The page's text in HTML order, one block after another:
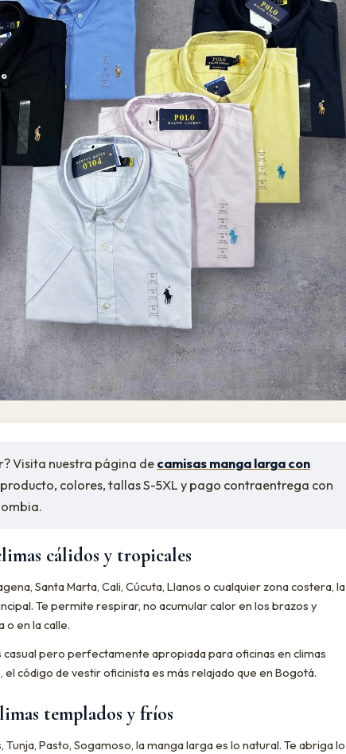
Visita nuestra página de camisas manga larga con
colores, tallas S-5XL y pago contraentrega con
cálidos y tropicales
Santa Marta, Cali, Cúcuta, Llanos o cualquier zona costera, la
Te permite respirar, no acumular calor en los brazos y
en la calle.
casual pero perfectamente apropiada para oficinas en climas
el código de vestir oficinista es más relajado que en Bogotá.
templados y fríos
Tunja, Pasto, Sogamoso, la manga larga es lo natural. Te abriga lo